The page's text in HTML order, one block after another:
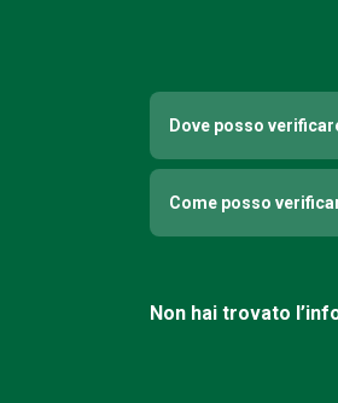
Dove posso
Come posso
Non hai trovato